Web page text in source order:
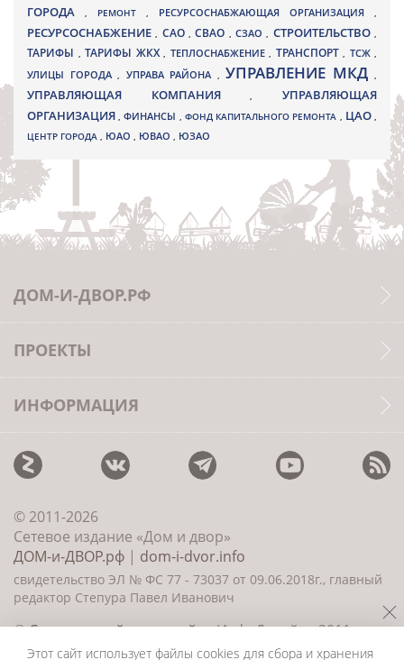
ГОРОДА
, РЕМОНТ , РЕСУРСОСНАБЖАЮЩАЯ ОРГАНИЗАЦИЯ ,
РЕСУРСОСНАБЖЕНИЕ, САО,СВАО ,СЗАО, СТРОИТЕЛЬСТВО,
ТАРИФЫ , ТАРИФЫ ЖКХ , ТЕПЛОСНАБЖЕНИЕ , ТРАНСПОРТ , ТСЖ ,
УЛИЦЫ ГОРОДА , УПРАВА РАЙОНА , УПРАВЛЕНИЕ МКД ,
УПРАВЛЯЮЩАЯ КОМПАНИЯ,УПРАВЛЯЮЩАЯ
ОРГАНИЗАЦИЯ,ФИНАНСЫ , ФОНД КАПИТАЛЬНОГО РЕМОНТА , ЦАО,
ЦЕНТР ГОРОДА , ЮАО , ЮВАО , ЮЗАО
ДОМ-И-ДВОР.РФ
ПРОЕКТЫ
ИНФОРМАЦИЯ
© 2011-2026
Сетевое издание «Дом и двор»
ДОМ-и-ДВОР.рф | dom-i-dvor.info
свидетельство ЭЛ № ФС 77 - 73037 от 09.06.2018г., главный
редактор Степура Павел Иванович
©Создание сайта и дизайн«ИнфоДизайн» 2011—
2026
Этот сайт использует файлы cookies для сбора и хранения